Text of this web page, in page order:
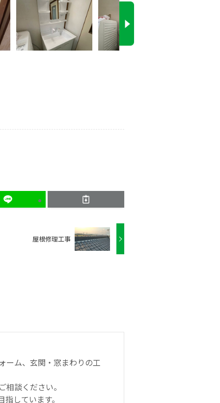
屋根修理工事
ーム、玄関・窓まわりの工
談ください。
しています。